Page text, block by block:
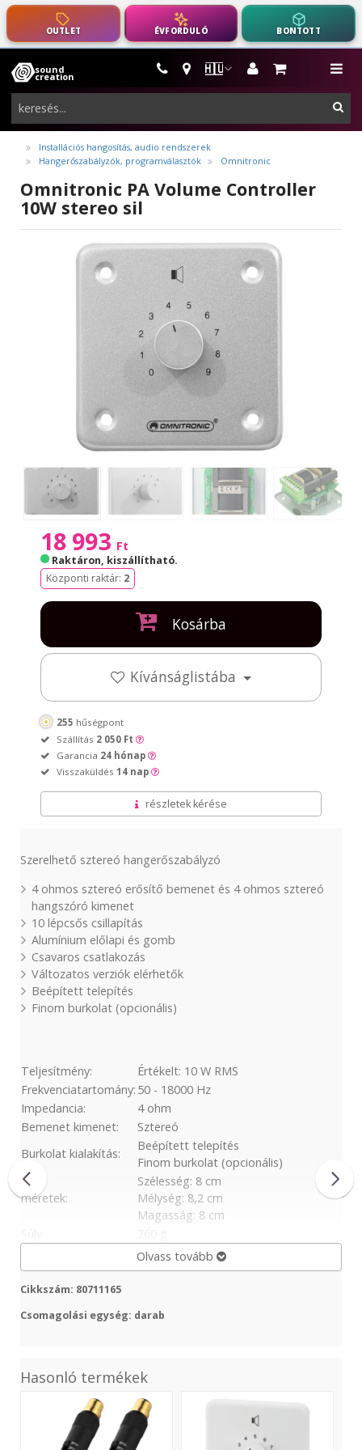
OUTLET ÉVFORDULÓ BONTOTT
🇭🇺
sound
creation
hangszerek,
pro-
audio
felszerelés
Installációs hangosítás, audio rendszerek
Hangerőszabályzók, programválasztók
Omnitronic
Omnitronic PA Volume Controller
10W stereo sil
18 993 Ft
Raktáron, kiszállítható.
Központi raktár: 2
Kosárba
Kívánságlistába
255 hűségpont
Szállítás 2 050 Ft
Garancia 24 hónap
Visszaküldés 14 nap
részletek kérése
Szerelhető sztereó hangerőszabályzó
4 ohmos sztereó erősítő bemenet és 4 ohmos sztereó
hangszóró kimenet
10 lépcsős csillapítás
Alumínium előlapi és gomb
Csavaros csatlakozás
Változatos verziók elérhetők
Beépített telepítés
Finom burkolat (opcionális)
Teljesítmény:
Értékelt: 10 W RMS
Frekvenciatartomány: 50 - 18000 Hz
Impedancia:
4 ohm
Bemenet kimenet:
Sztereó
Burkolat kialakítás:
Beépített telepítés
Finom burkolat (opcionális)
méretek:
Szélesség: 8 cm
Mélység: 8,2 cm
Magasság: 8 cm
Olvass tovább
Cikkszám: 80711165
Csomagolási egység: darab
Hasonló termékek